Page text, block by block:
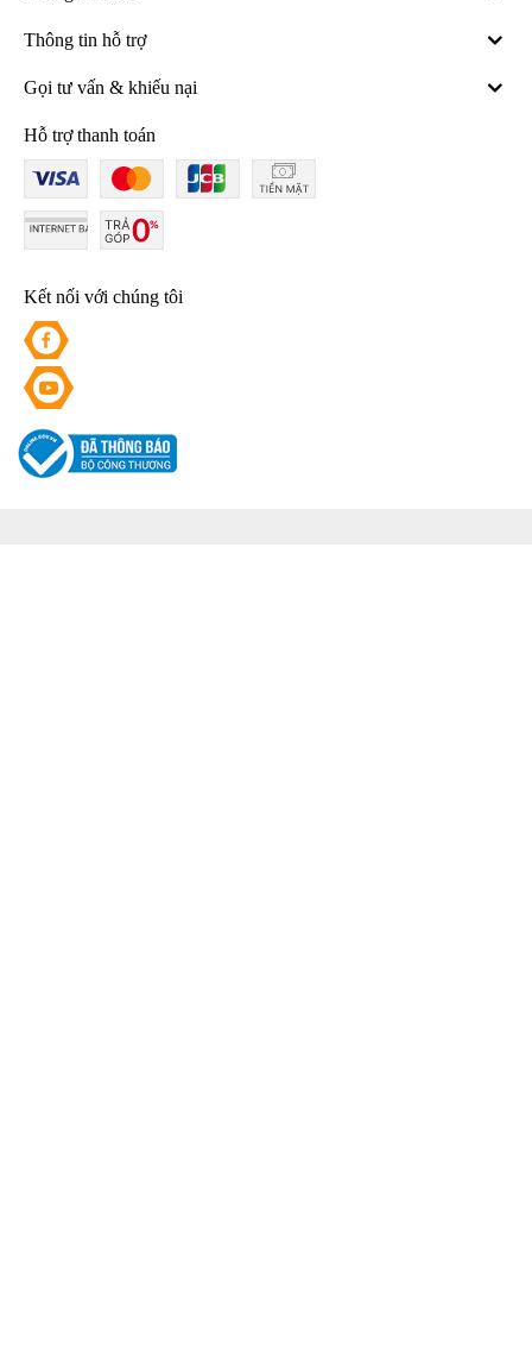
Thông tin hỗ trợ
Gọi tư vấn & khiếu nại
Hỗ trợ thanh toán
Kết nối với chúng tôi